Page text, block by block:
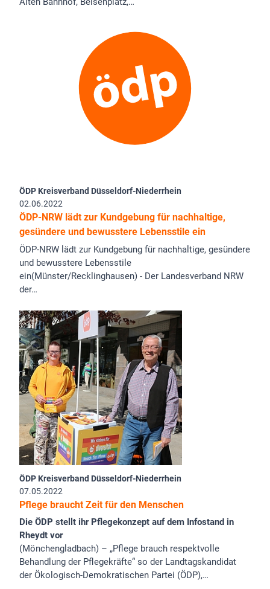
ÖDP Kreisverband Düsseldorf-Niederrhein
02.06.2022
ÖDP-NRW lädt zur Kundgebung für nachhaltige,
gesündere und bewusstere Lebensstile ein
ÖDP-NRW lädt zur Kundgebung für nachhaltige, gesündere
und bewusstere Lebensstile
ein(Münster/Recklinghausen) - Der Landesverband NRW
der…
ÖDP Kreisverband Düsseldorf-Niederrhein
07.05.2022
Pflege braucht Zeit für den Menschen
Die ÖDP stellt ihr Pflegekonzept auf dem Infostand in
Rheydt vor
(Mönchengladbach) – „Pflege brauch respektvolle
Behandlung der Pflegekräfte“ so der Landtagskandidat
der Ökologisch-Demokratischen Partei (ÖDP),…